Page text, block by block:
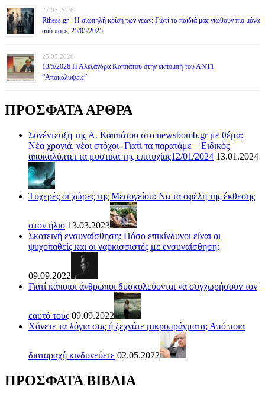
27.05.2026
Rthess.gr · Η σιωπηλή κρίση των νέων: Γιατί τα παιδιά μας νιώθουν πιο μόνα
από ποτέ; 25/05/2025
25.05.2026
13/5/2026 Η Αλεξάνδρα Καππάτου στην εκπομπή του ΑΝΤ1
“Αποκαλύψεις”
ΠΡΟΣΦΑΤΑ ΑΡΘΡΑ
Συνέντευξη της Α. Καππάτου στο newsbomb.gr με θέμα:
Νέα χρονιά, νέοι στόχοι- Γιατί τα παρατάμε – Ειδικός
αποκαλύπτει τα μυστικά της επιτυχίας12/01/2024 13.01.2024
Τυχερές οι χώρες της Μεσογείου: Να τα οφέλη της έκθεσης
στον ήλιο 13.03.2023
Σκοτεινή ενσυναίσθηση: Πόσο επικίνδυνοι είναι οι
ψυχοπαθείς και οι ναρκισσιστές με ενσυναίσθηση;
09.09.2022
Γιατί κάποιοι άνθρωποι δυσκολεύονται να συγχωρήσουν τον
εαυτό τους 09.09.2022
Χάνετε τα λόγια σας ή ξεχνάτε μικροπράγματα; Από ποια
διαταραχή κινδυνεύετε 02.05.2022
ΠΡΟΣΦΑΤΑ ΒΙΒΛΙΑ